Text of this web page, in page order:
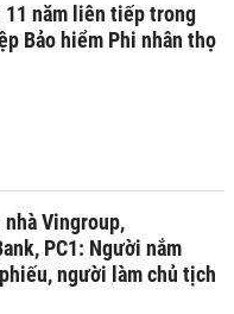
11 năm liên tiếp trong
Bảo hiểm Phi nhân thọ
nhà Vingroup,
PC1: Người nắm
người làm chủ tịch